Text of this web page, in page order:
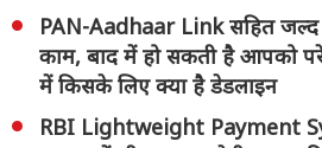
PAN-Aadhaar Link सहित जल्द
काम, बाद में हो सकती है आपको
में किसके लिए क्या है डेडलाइन
RBI Lightweight Payment